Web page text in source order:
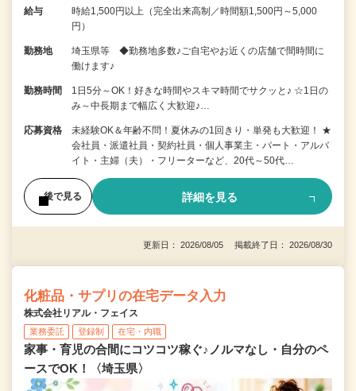
給与
時給1,500円以上（完全出来高制／時間額1,500円～5,000
円）
勤務地
埼玉県等 ◆勤務地多数♪ご自宅やお近くの店舗で間時間に
働けます♪
勤務時間
1日5分～OK！好きな時間やスキマ時間でサクッと♪ ☆1日の
み～中長期まで幅広く大歓迎♪…
応募資格
未経験OK＆年齢不問！夏休みの1回きり・単発も大歓迎！ ★
会社員・派遣社員・契約社員・個人事業主・パート・アルバ
イト・主婦（夫）・フリーターなど、20代～50代…
後で見る 詳細を見る
更新日： 2026/08/05 掲載終了日： 2026/08/30
化粧品・サプリの在宅データ入力
株式会社リアル・フェイス
業務委託 登録制 在宅・内職
家事・育児の合間にコツコツ稼ぐ♪ノルマなし・自分のペ
ースでOK！〈埼玉県〉